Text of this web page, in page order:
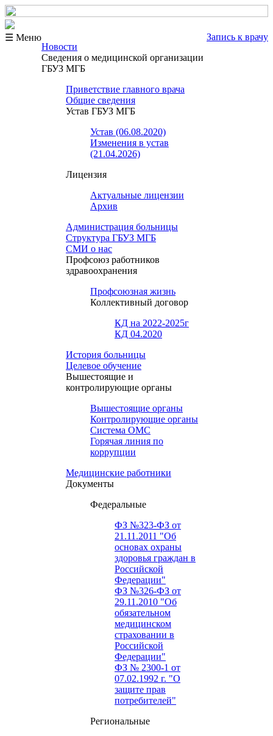
☰ Меню
Запись к врачу
Новости
Сведения о медицинской организации
ГБУЗ МГБ
Приветствие главного врача
Общие сведения
Устав ГБУЗ МГБ
Устав (06.08.2020)
Изменения в устав
(21.04.2026)
Лицензия
Актуальные лицензии
Архив
Администрация больницы
Структура ГБУЗ МГБ
СМИ о нас
Профсоюз работников
здравоохранения
Профсоюзная жизнь
Коллективный договор
КД на 2022-2025г
КД 04.2020
История больницы
Целевое обучение
Вышестоящие и
контролирующие органы
Вышестоящие органы
Контролирующие органы
Система ОМС
Горячая линия по
коррупции
Медицинские работники
Документы
Федеральные
ФЗ №323-ФЗ от
21.11.2011 "Об
основах охраны
здоровья граждан в
Российской
Федерации"
ФЗ №326-ФЗ от
29.11.2010 "Об
обязательном
медицинском
страховании в
Российской
Федерации"
ФЗ № 2300-1 от
07.02.1992 г. "О
защите прав
потребителей"
Региональные